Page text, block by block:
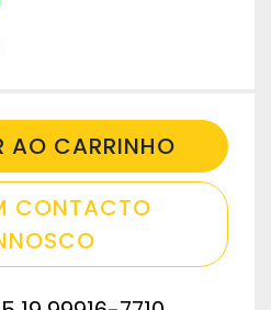
AO CARRINHO
CONTACTO